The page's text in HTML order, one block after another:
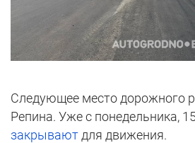
Следующее место дорожного
Репина. Уже с понедельника,
закрывают для движения.